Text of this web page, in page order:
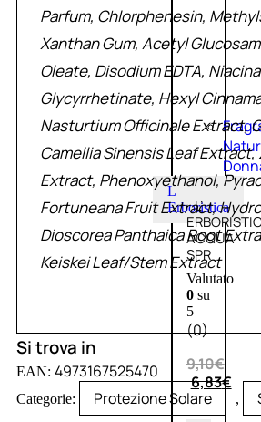
L
Erboristica
L’
ACQUA
SPR
Valutato
0su
5
(0)
9,10€
6,83€
Parfum, Chlorphenesin,
Xanthan Gum, Acetyl
Oleate, Disodium EDTA,
Glycyrrhetinate, Hexyl
Nasturtium Officinale Extract,
Camellia Sinensis Leaf
Extract, Phenoxyethanol,
Fortuneana Fruit Extract,
Dioscorea Panthaica Root
Keiskei Leaf/Stem Extract
Si trova in
EAN: 4973167525470
Categorie: Protezione Solare ,